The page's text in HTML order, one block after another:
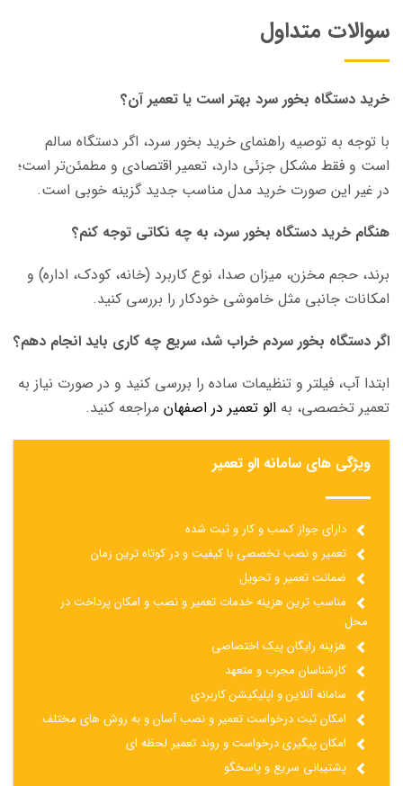
سوالات متداول
خرید دستگاه بخور سرد بهتر است یا تعمیر آن؟
با توجه به توصیه راهنمای خرید بخور سرد، اگر دستگاه سالم
است و فقط مشکل جزئی دارد، تعمیر اقتصادی و مطمئن‌تر است؛
در غیر این صورت خرید مدل مناسب جدید گزینه خوبی است.
هنگام خرید دستگاه بخور سرد، به چه نکاتی توجه کنم؟
برند، حجم مخزن، میزان صدا، نوع کاربرد (خانه، کودک، اداره) و
امکانات جانبی مثل خاموشی خودکار را بررسی کنید.
اگر دستگاه بخور سردم خراب شد، سریع چه کاری باید انجام دهم؟
ابتدا آب، فیلتر و تنظیمات ساده را بررسی کنید و در صورت نیاز به
تعمیر تخصصی، به الو تعمیر در اصفهان مراجعه کنید.
ویژگی های سامانه الو تعمیر
دارای جواز کسب و کار و ثبت شده
تعمیر و نصب تخصصی با کیفیت و در کوتاه ترین زمان
ضمانت تعمیر و تحویل
مناسب ترین هزینه خدمات تعمیر و نصب و امکان پرداخت در
محل
هزینه رایگان پیک اختصاصی
کارشناسان مجرب و متعهد
سامانه آنلاین و اپلیکیشن کاربردی
امکان ثبت درخواست تعمیر و نصب آسان و به روش های مختلف
امکان پیگیری درخواست و روند تعمیر لحظه ای
پشتیبانی سریع و پاسخگو